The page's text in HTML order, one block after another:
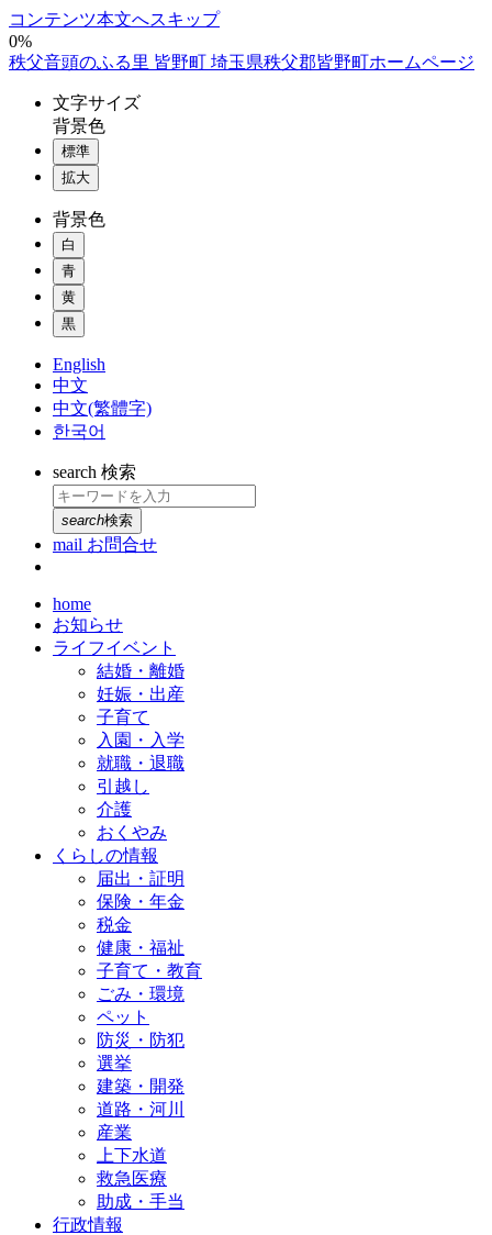
コンテンツ本文へスキップ
0%
秩父音頭のふる里 皆野町 埼玉県秩父郡皆野町ホームページ
文字サイズ
背景色
標準
拡大
背景色
白
青
黄
黒
English
中文
中文(繁體字)
한국어
search 検索
search検索
mail お問合せ
home
お知らせ
ライフイベント
結婚・離婚
妊娠・出産
子育て
入園・入学
就職・退職
引越し
介護
おくやみ
くらしの情報
届出・証明
保険・年金
税金
健康・福祉
子育て・教育
ごみ・環境
ペット
防災・防犯
選挙
建築・開発
道路・河川
産業
上下水道
救急医療
助成・手当
行政情報